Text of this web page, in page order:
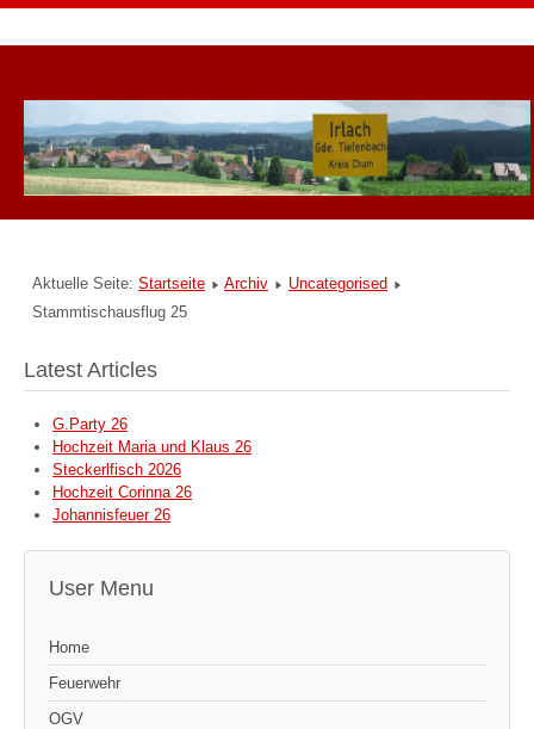
Aktuelle Seite: Startseite Archiv
Uncategorised
Stammtischausflug 25
Latest Articles
G.Party 26
Hochzeit Maria und Klaus 26
Steckerlfisch 2026
Hochzeit Corinna 26
Johannisfeuer 26
User Menu
Home
Feuerwehr
OGV